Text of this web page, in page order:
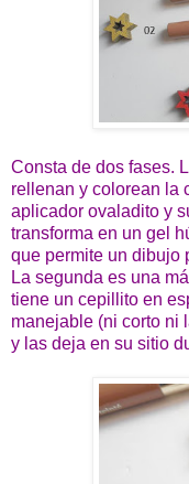
Consta de dos fases.
rellenan y colorean la
aplicador ovaladito y
transforma en un gel
que permite un dibujo
La segunda es una
tiene un cepillito en
manejable (ni corto ni
y las deja en su sitio